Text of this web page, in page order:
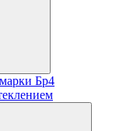
Бр4